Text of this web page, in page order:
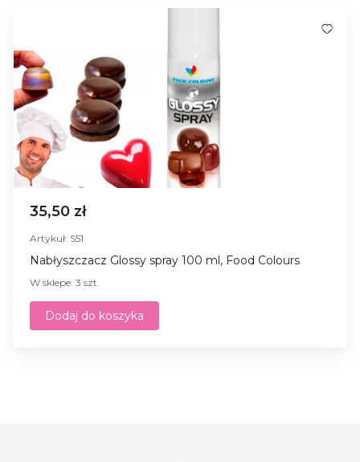
35,50 zł
Artykuł: S51
Nabłyszczacz Glossy spray 100 ml, Food Colours
W sklepe: 3 szt.
Dodaj do koszyka